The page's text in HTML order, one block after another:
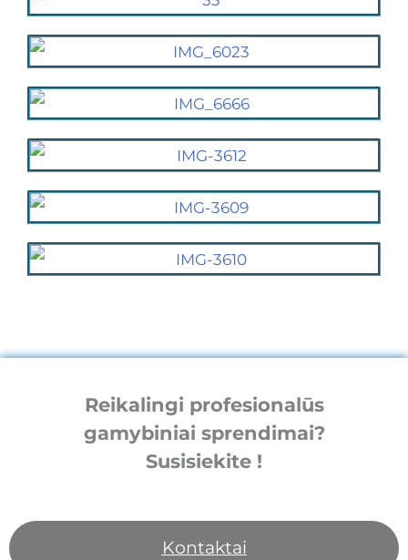
Reikalingi profesionalūs
gamybiniai sprendimai?
Susisiekite !
Kontaktai